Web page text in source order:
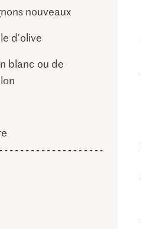
nouveaux
d'olive
blanc ou de